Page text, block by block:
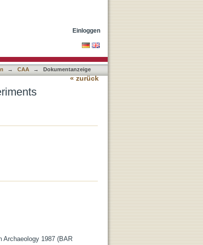
Einloggen
→ CAA → Dokumentanzeige
« zurück
Archaeology 1987 (BAR